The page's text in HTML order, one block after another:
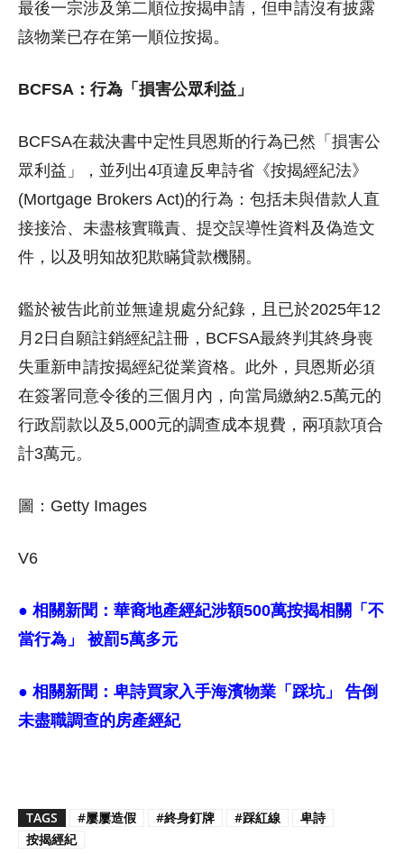
最後一宗涉及第二順位按揭申請，但申請沒有披露
該物業已存在第一順位按揭。
BCFSA：行為「損害公眾利益」
BCFSA在裁決書中定性貝恩斯的行為已然「損害公
眾利益」，並列出4項違反卑詩省《按揭經紀法》
(Mortgage Brokers Act)的行為：包括未與借款人直
接接洽、未盡核實職責、提交誤導性資料及偽造文
件，以及明知故犯欺瞞貸款機關。
鑑於被告此前並無違規處分紀錄，且已於2025年12
月2日自願註銷經紀註冊，BCFSA最終判其終身喪
失重新申請按揭經紀從業資格。此外，貝恩斯必須
在簽署同意令後的三個月內，向當局繳納2.5萬元的
行政罰款以及5,000元的調查成本規費，兩項款項合
計3萬元。
圖：Getty Images
V6
● 相關新聞： 華裔地產經紀涉額500萬按揭相關「不
當行為」 被罰5萬多元
● 相關新聞： 卑詩買家入手海濱物業「踩坑」 告倒
未盡職調查的房產經紀
TAGS #屢屢造假 #終身釘牌 #踩紅線
卑詩
按揭經紀